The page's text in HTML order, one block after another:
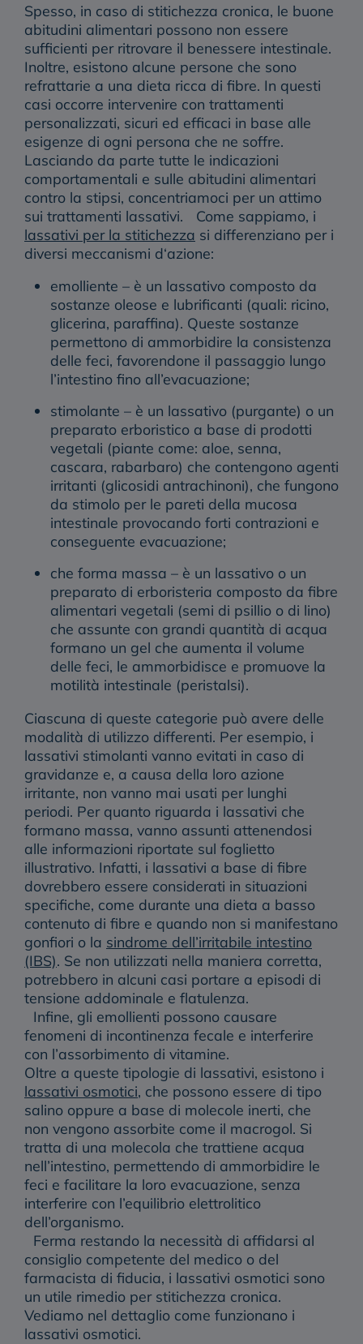
Spesso, in caso di stitichezza cronica, le buone
abitudini alimentari possono non essere
sufficienti per ritrovare il benessere intestinale.
Inoltre, esistono alcune persone che sono
refrattarie a una dieta ricca di fibre. In questi
casi occorre intervenire con trattamenti
personalizzati, sicuri ed efficaci in base alle
esigenze di ogni persona che ne soffre.
Lasciando da parte tutte le indicazioni
comportamentali e sulle abitudini alimentari
contro la stipsi, concentriamoci per un attimo
sui trattamenti lassativi. Come sappiamo, i
lassativi per la stitichezza si differenziano per i
diversi meccanismi d‘azione:
emolliente – è un lassativo composto da
sostanze oleose e lubrificanti (quali: ricino,
glicerina, paraffina). Queste sostanze
permettono di ammorbidire la consistenza
delle feci, favorendone il passaggio lungo
l’intestino fino all’evacuazione;
stimolante – è un lassativo (purgante) o un
preparato erboristico a base di prodotti
vegetali (piante come: aloe, senna,
cascara, rabarbaro) che contengono agenti
irritanti (glicosidi antrachinoni), che fungono
da stimolo per le pareti della mucosa
intestinale provocando forti contrazioni e
conseguente evacuazione;
che forma massa – è un lassativo o un
preparato di erboristeria composto da fibre
alimentari vegetali (semi di psillio o di lino)
che assunte con grandi quantità di acqua
formano un gel che aumenta il volume
delle feci, le ammorbidisce e promuove la
motilità intestinale (peristalsi).
Ciascuna di queste categorie può avere delle
modalità di utilizzo differenti. Per esempio, i
lassativi stimolanti vanno evitati in caso di
gravidanze e, a causa della loro azione
irritante, non vanno mai usati per lunghi
periodi. Per quanto riguarda i lassativi che
formano massa, vanno assunti attenendosi
alle informazioni riportate sul foglietto
illustrativo. Infatti, i lassativi a base di fibre
dovrebbero essere considerati in situazioni
specifiche, come durante una dieta a basso
contenuto di fibre e quando non si manifestano
gonfiori o la sindrome dell’irritabile intestino
(IBS). Se non utilizzati nella maniera corretta,
potrebbero in alcuni casi portare a episodi di
tensione addominale e flatulenza.
Infine, gli emollienti possono causare
fenomeni di incontinenza fecale e interferire
con l’assorbimento di vitamine.
Oltre a queste tipologie di lassativi, esistono i
lassativi osmotici, che possono essere di tipo
salino oppure a base di molecole inerti, che
non vengono assorbite come il macrogol. Si
tratta di una molecola che trattiene acqua
nell’intestino, permettendo di ammorbidire le
feci e facilitare la loro evacuazione, senza
interferire con l’equilibrio elettrolitico
dell’organismo.
Ferma restando la necessità di affidarsi al
consiglio competente del medico o del
farmacista di fiducia, i lassativi osmotici sono
un utile rimedio per stitichezza cronica.
Vediamo nel dettaglio come funzionano i
lassativi osmotici.